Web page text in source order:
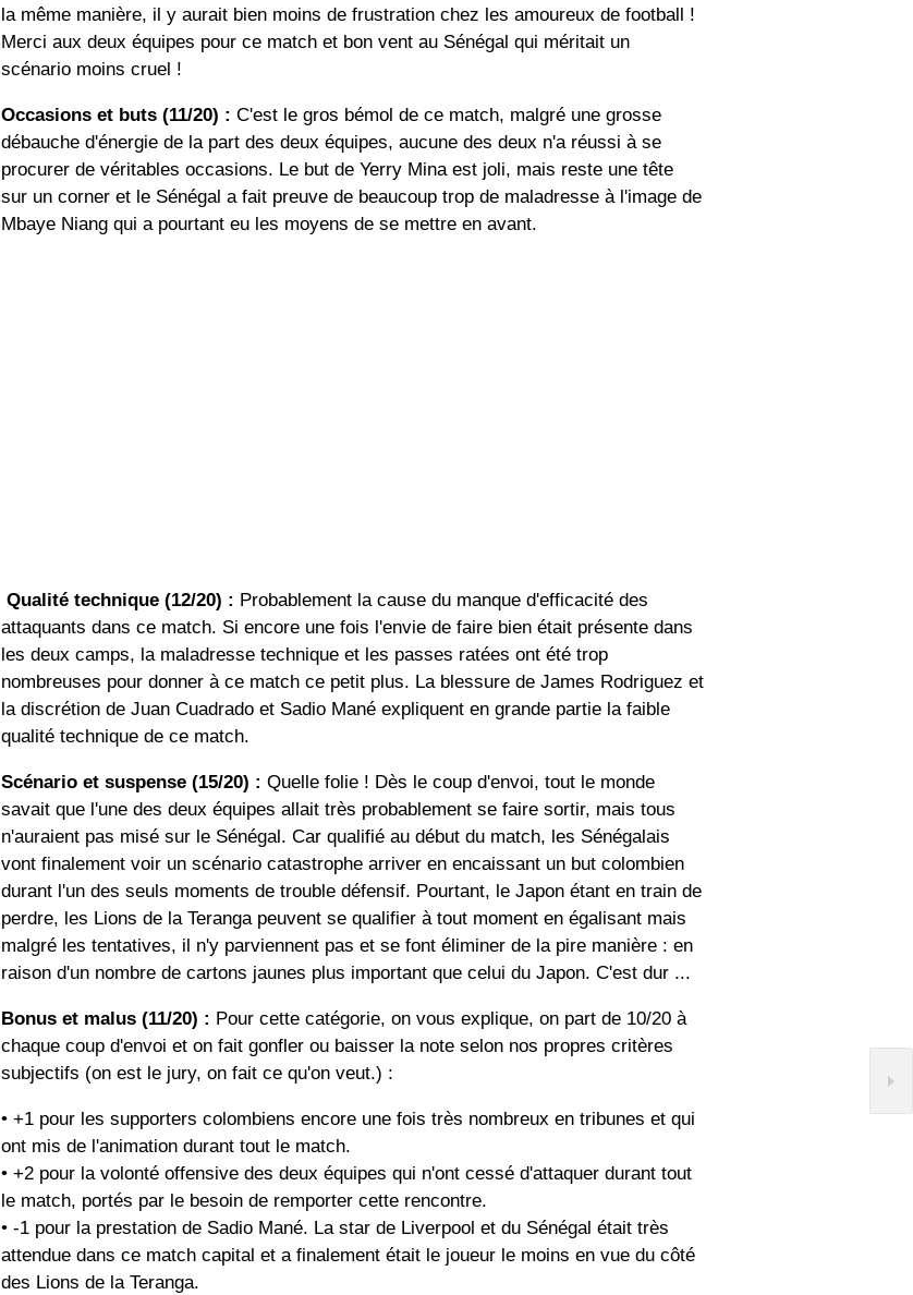
la même manière, il y aurait bien moins de frustration chez les amoureux de football !
Merci aux deux équipes pour ce match et bon vent au Sénégal qui méritait un
scénario moins cruel !
Occasions et buts (11/20) : C'est le gros bémol de ce match, malgré une grosse
débauche d'énergie de la part des deux équipes, aucune des deux n'a réussi à se
procurer de véritables occasions. Le but de Yerry Mina est joli, mais reste une tête
sur un corner et le Sénégal a fait preuve de beaucoup trop de maladresse à l'image de
Mbaye Niang qui a pourtant eu les moyens de se mettre en avant.
Qualité technique (12/20) : Probablement la cause du manque d'efficacité des
attaquants dans ce match. Si encore une fois l'envie de faire bien était présente dans
les deux camps, la maladresse technique et les passes ratées ont été trop
nombreuses pour donner à ce match ce petit plus. La blessure de James Rodriguez et
la discrétion de Juan Cuadrado et Sadio Mané expliquent en grande partie la faible
qualité technique de ce match.
Scénario et suspense (15/20) : Quelle folie ! Dès le coup d'envoi, tout le monde
savait que l'une des deux équipes allait très probablement se faire sortir, mais tous
n'auraient pas misé sur le Sénégal. Car qualifié au début du match, les Sénégalais
vont finalement voir un scénario catastrophe arriver en encaissant un but colombien
durant l'un des seuls moments de trouble défensif. Pourtant, le Japon étant en train de
perdre, les Lions de la Teranga peuvent se qualifier à tout moment en égalisant mais
malgré les tentatives, il n'y parviennent pas et se font éliminer de la pire manière : en
raison d'un nombre de cartons jaunes plus important que celui du Japon. C'est dur ...
Bonus et malus (11/20) : Pour cette catégorie, on vous explique, on part de 10/20 à
chaque coup d'envoi et on fait gonfler ou baisser la note selon nos propres critères
subjectifs (on est le jury, on fait ce qu'on veut.) :
• +1 pour les supporters colombiens encore une fois très nombreux en tribunes et qui
ont mis de l'animation durant tout le match.
• +2 pour la volonté offensive des deux équipes qui n'ont cessé d'attaquer durant tout
le match, portés par le besoin de remporter cette rencontre.
• -1 pour la prestation de Sadio Mané. La star de Liverpool et du Sénégal était très
attendue dans ce match capital et a finalement était le joueur le moins en vue du côté
des Lions de la Teranga.